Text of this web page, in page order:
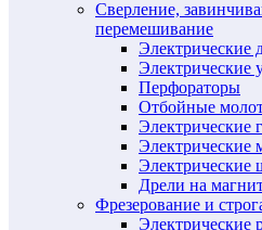
Сверление,
перемешивание
Электрические
Электрические
Перфораторы
Отбойные
Электрические
Электрические
Электрические
Дрели на
Фрезерование и
Электрические